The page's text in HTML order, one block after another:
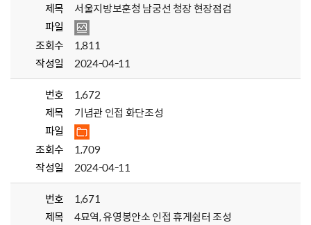
제목
서울지방보훈청 남궁선 청장 현장점검
파일
조회수
1,811
작성일
2024-04-11
번호
1,672
제목
기념관 인접 화단조성
파일
조회수
1,709
작성일
2024-04-11
번호
1,671
제목
4묘역, 유영봉안소 인접 휴게쉼터 조성